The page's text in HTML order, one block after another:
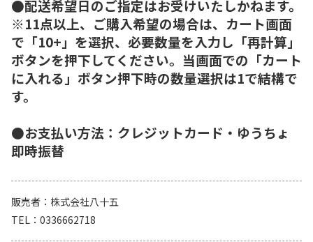
●配送希望日のご指定はお受けいたしかねます。
※11点以上、ご購入希望の場合は、カート画面
で「10+」を選択、必要数量を入力し「再計算」
ボタンを押下してください。当画面での「カート
に入れる」ボタン押下時の数量選択は1で結構で
す。
●お支払い方法：クレジットカード・ゆうちょ
即時振替
販売者
株式会社八十五
TEL
0336662718